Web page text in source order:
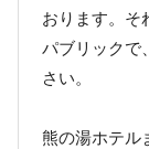
おります。そ
パブリックで
さい。
熊の湯ホテル